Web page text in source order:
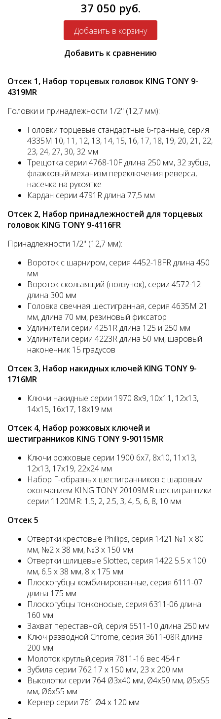
37 050 руб.
Добавить к сравнению
Отсек 1, Набор торцевых головок KING TONY 9-
4319MR
Головки и принадлежности 1/2" (12,7 мм):
Головки торцевые стандартные 6-гранные, серия
4335M 10, 11, 12, 13, 14, 15, 16, 17, 18, 19, 20, 21, 22,
23, 24, 27, 30, 32 мм
Трещотка серии 4768-10F длина 250 мм, 32 зубца,
флажковый механизм переключения реверса,
насечка на рукоятке
Кардан серии 4791R длина 77,5 мм
Отсек 2, Набор принадлежностей для торцевых
головок KING TONY 9-4116FR
Принадлежности 1/2" (12,7 мм):
Вороток с шарниром, серия 4452-18FR длина 450
мм
Вороток скользящий (ползунок), серии 4572-12
длина 300 мм
Головка свечная шестигранная, серия 4635M 21
мм, длина 70 мм, резиновый фиксатор
Удлинители серии 4251R длина 125 и 250 мм
Удлинители серии 4223R длина 50 мм, шаровый
наконечник 15 градусов
Отсек 3, Набор накидных ключей KING TONY 9-
1716MR
Ключи накидные серии 1970 8x9, 10x11, 12x13,
14x15, 16x17, 18x19 мм
Отсек 4, Набор рожковых ключей и
шестигранников KING TONY 9-90115MR
Ключи рожковые серии 1900 6x7, 8x10, 11x13,
12x13, 17x19, 22x24 мм
Набор Г-образных шестигранников с шаровым
окончанием KING TONY 20109MR шестигранники
серии 1120MR: 1.5, 2, 2.5, 3, 4, 5, 6, 8, 10 мм
Отсек 5
Отвертки крестовые Phillips, серия 1421 №1 х 80
мм, №2 х 38 мм, №3 х 150 мм
Отвертки шлицевые Slotted, серия 1422 5.5 х 100
мм, 6.5 х 38 мм, 8 х 175 мм
Плоскогубцы комбинированные, серия 6111-07
длина 175 мм
Плоскогубцы тонконосые, серия 6311-06 длина
160 мм
Захват переставной, серия 6511-10 длина 250 мм
Ключ разводной Chrome, серия 3611-08R длина
200 мм
Молоток круглый,серия 7811-16 вес 454 г
Зубила серии 762 17 x 150 мм, 23 x 200 мм
Выколотки серии 764 Ø3x40 мм, Ø4x50 мм, Ø5x55
мм, Ø6x55 мм
Кернер серии 761 Ø4 x 120 мм